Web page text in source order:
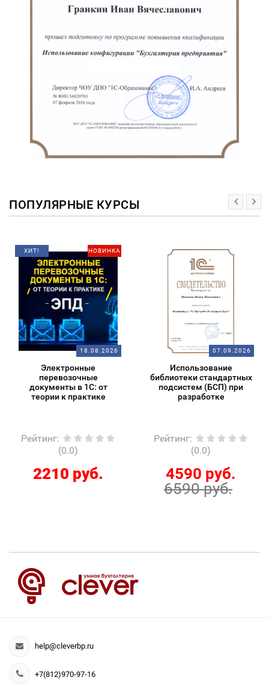
ПОПУЛЯРНЫЕ КУРСЫ
НОВИНКА
ХИТ!
18.08.2026
Электронные
перевозочные
документы в 1С: от
теории к практике
Рейтинг:
(0.0)
2210 руб.
07.09.2026
Использование
библиотеки стандартных
подсистем (БСП) при
разработке
Рейтинг:
(0.0)
4590 руб.
6590 руб.
help@cleverbp.ru
+7(812)970-97-16